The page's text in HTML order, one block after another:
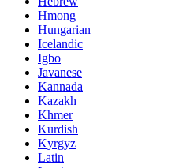
Hmong
Hungarian
Icelandic
Igbo
Javanese
Kannada
Kazakh
Khmer
Kurdish
Kyrgyz
Latin